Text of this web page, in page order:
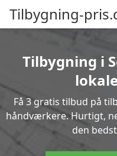
Tilbygning-
Tilbygning i
Få 3 gratis tilbud på
håndværkere. Hurtigt,
den